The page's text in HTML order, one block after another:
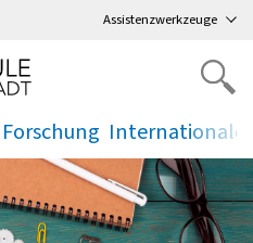
Assistenzwerkzeuge
Forschung
. .